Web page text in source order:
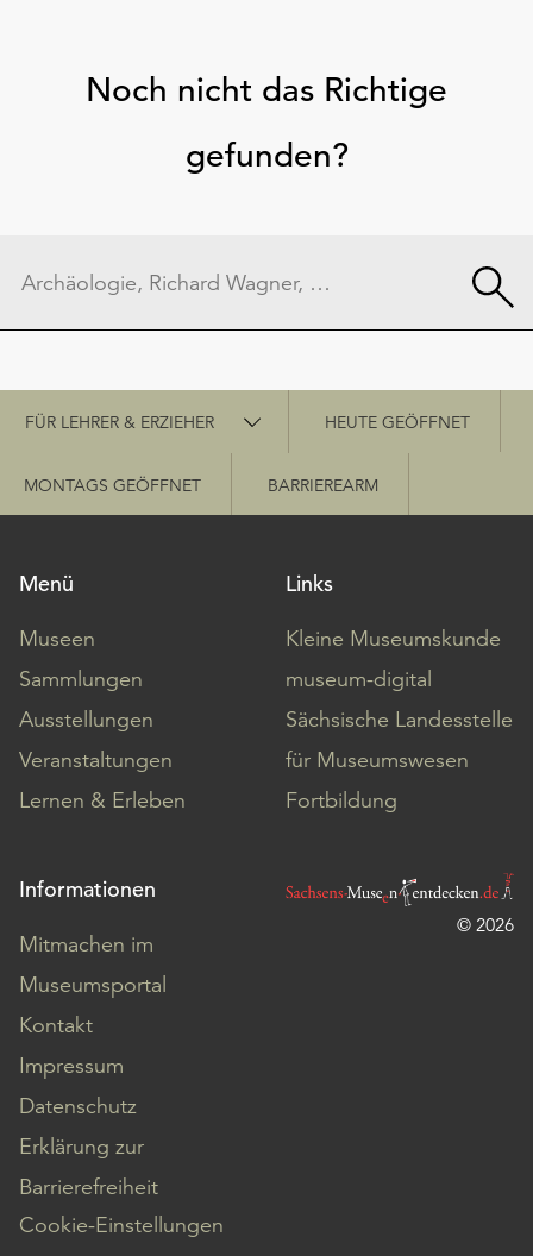
Noch nicht das Richtige
gefunden?
Schnellzugriff
FÜR LEHRER & ERZIEHER HEUTE GEÖFFNET
MONTAGS GEÖFFNET BARRIEREARM
Menü
Museen
Sammlungen
Ausstellungen
Veranstaltungen
Lernen & Erleben
Links
Kleine Museumskunde
museum-digital
Sächsische Landesstelle
für Museumswesen
Fortbildung
Informationen
Mitmachen im
Museumsportal
Kontakt
Impressum
Datenschutz
Erklärung zur
Barrierefreiheit
Cookie-Einstellungen
© 2026